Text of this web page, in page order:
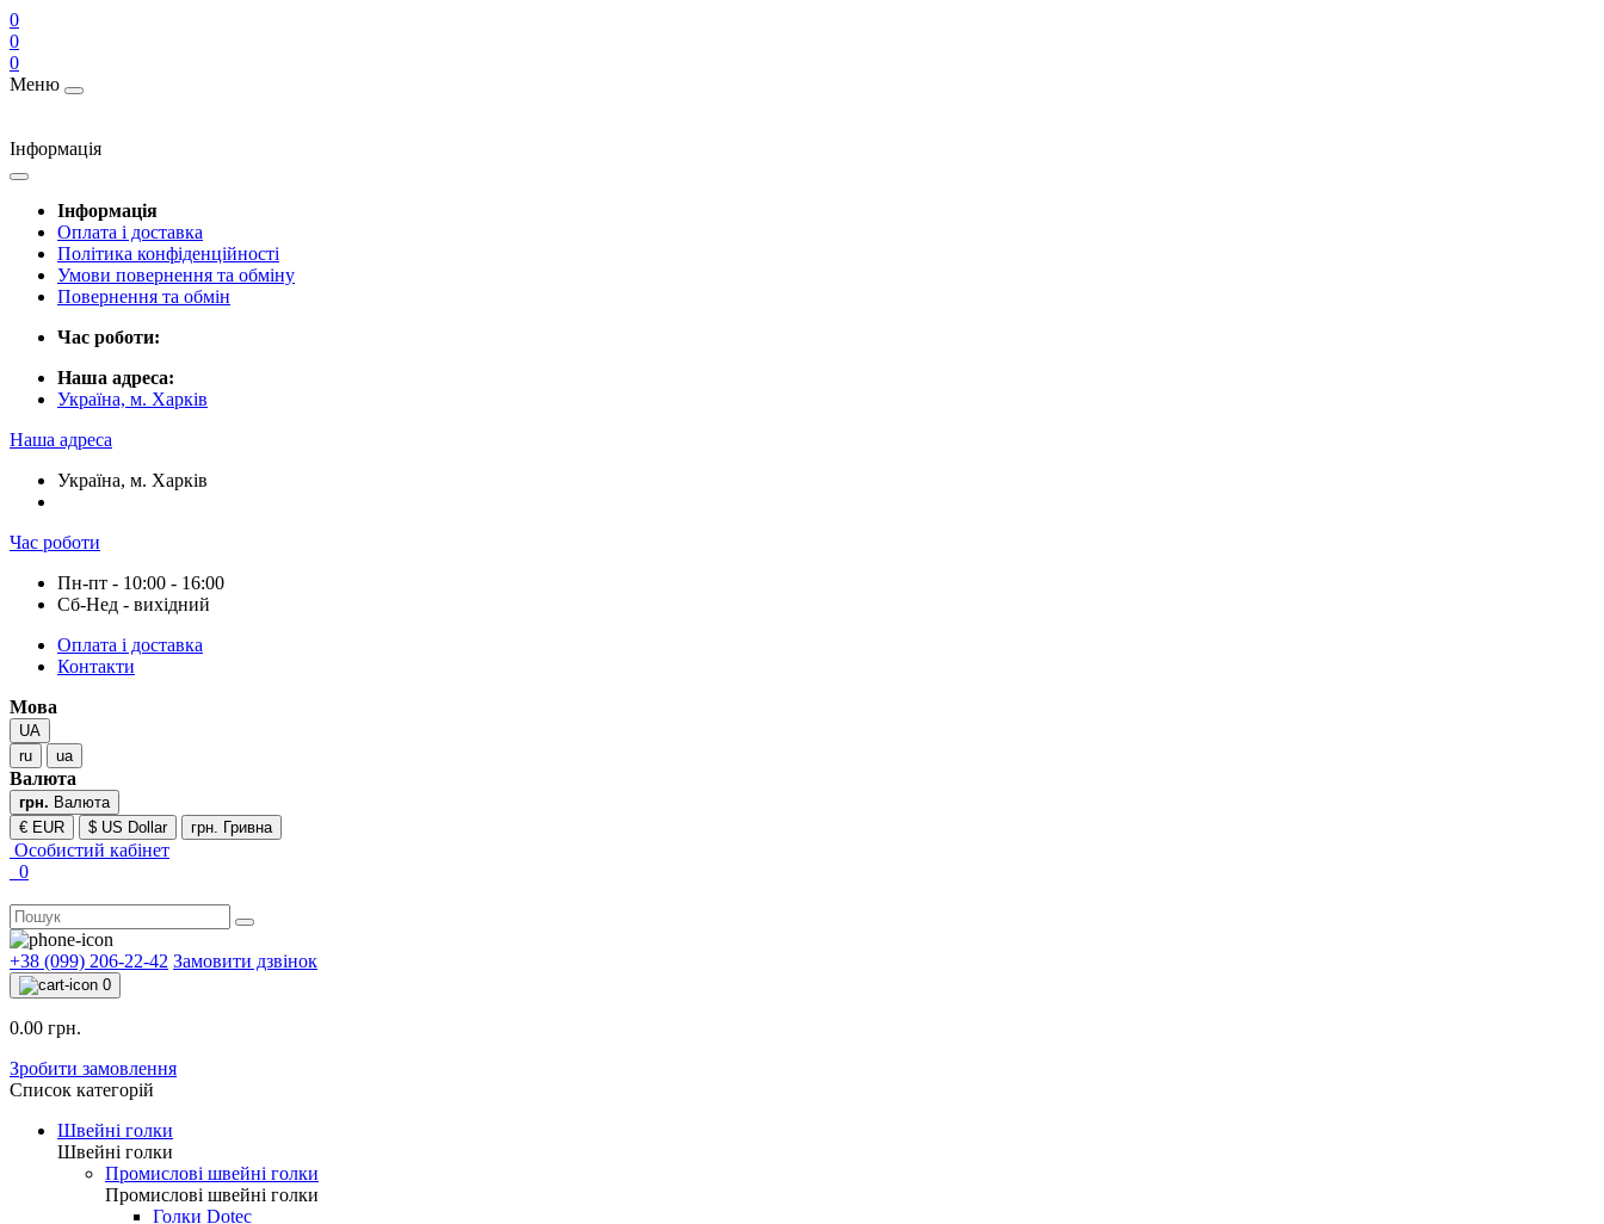
0
0
0
Меню
Інформація
Інформація
Оплата і доставка
Політика конфіденційності
Умови повернення та обміну
Повернення та обмін
Час роботи:
Наша адреса:
Україна, м. Харків
Наша адреса
Україна, м. Харків
Час роботи
Пн-пт - 10:00 - 16:00
Сб-Нед - вихідний
Оплата і доставка
Контакти
Мова
UA
ru
ua
Валюта
грн. Валюта
€ EUR
$ US Dollar грн. Гривна
Особистий кабінет
0
+38 (099) 206-22-42
0.00 грн.
Зробити замовлення
Список категорій
Швейні голки
Швейні голки